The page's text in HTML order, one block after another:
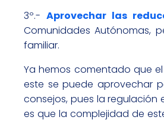
3º.-Aprovechar las
Comunidades Autónomas,
familiar.
Ya hemos comentado que
este se puede aprovechar
consejos, pues la
es que la complejidad de